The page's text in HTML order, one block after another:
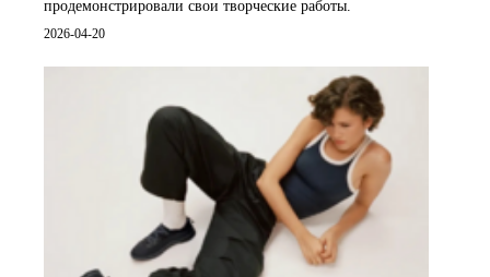
продемонстрировали свои творческие работы.
2026-04-20